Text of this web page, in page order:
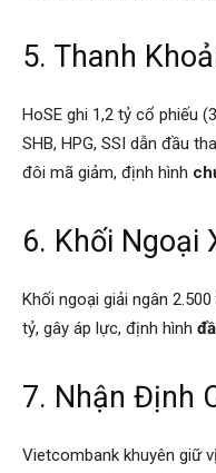
5. Thanh
HoSE ghi 1,2 tỷ cổ phiếu
SHB, HPG, SSI dẫn đầu
đôi mã giảm, định hình
6. Khối Ngoại
Khối ngoại giải ngân
tỷ, gây áp lực, định hình
7. Nhận Định
Vietcombank khuyên giữ